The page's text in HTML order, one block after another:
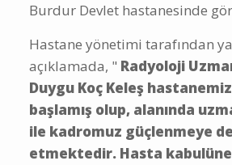
Burdur Devlet hastanesinde
Hastane yönetimi tarafından
açıklamada, " Radyoloji
Duygu Koç Keleş
başlamış olup, alanında
ile kadromuz güçlenmeye
etmektedir. Hasta